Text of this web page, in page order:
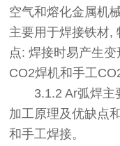
空气和熔化金属机
主要用于焊接铁材,
点: 焊接时易产生
CO2焊机和手工
3.1.2 Ar弧焊主要
加工原理及优缺点
和手工焊接。